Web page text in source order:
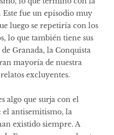
fue un episodio muy
luego se repetiría con los
lo que también tiene sus
Granada, la Conquista
mayoría de nuestra
excluyentes.
algo que surja con el
: el antisemitismo, la
existido siempre. A